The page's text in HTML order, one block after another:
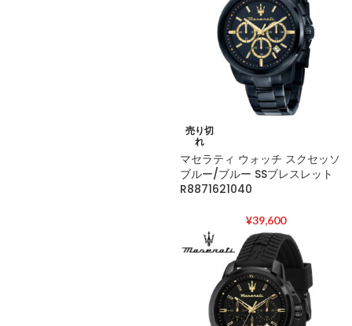
売り切
れ
マセラティ ウォッチ スクセッソ
ブルー/ブルー SSブレスレット
R8871621040
¥39,600